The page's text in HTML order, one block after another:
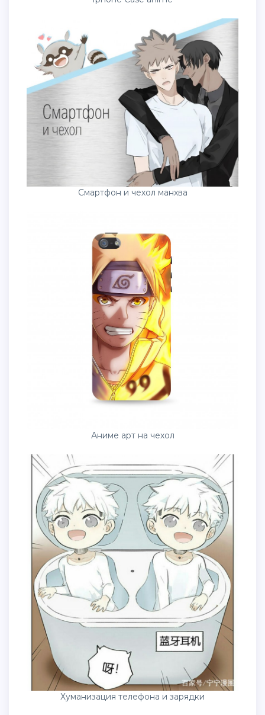
Смартфон и чехол манхва
Аниме арт на чехол
Хуманизация телефона и зарядки